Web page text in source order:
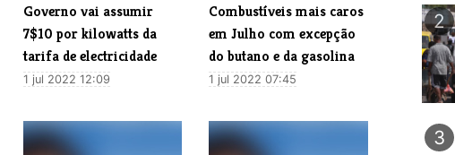
Governo vai assumir
7$10 por kilowatts da
tarifa de electricidade
1 jul 2022 12:09
Combustíveis mais caros
em Julho com excepção
do butano e da gasolina
1 jul 2022 07:45
2
3